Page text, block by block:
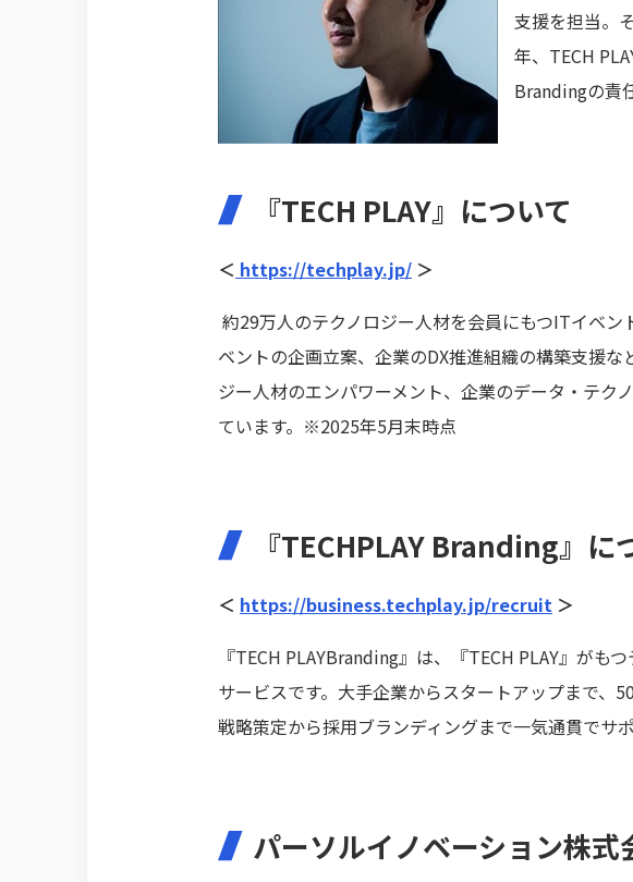
支援を担当。
年、TECH
Brandingの責
『TECH PLAY』について
＜ https://techplay.jp/ ＞
約29万人のテクノロジー人材を会員にもつITイベ
ベントの企画立案、企業のDX推進組織の構築支援
ジー人材のエンパワーメント、企業のデータ・テク
ています。※2025年5月末時点
『TECHPLAY Branding』に
＜ https://business.techplay.jp/recruit ＞
『TECH PLAYBranding』は、『TECH PLAY』が
サービスです。大手企業からスタートアップまで、
戦略策定から採用ブランディングまで一気通貫でサポ
パーソルイノベーション株式